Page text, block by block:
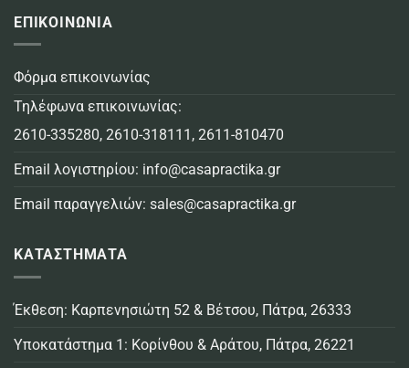
ΕΠΙΚΟΙΝΩΝΙΑ
Φόρμα επικοινωνίας
Τηλέφωνα επικοινωνίας:
2610-335280, 2610-318111 , 2611-810470
Email λογιστηρίου: info@casapractika.gr
Email παραγγελιών: sales@casapractika.gr
ΚΑΤΑΣΤΗΜΑΤΑ
Έκθεση: Καρπενησιώτη 52 & Βέτσου, Πάτρα, 26333
Υποκατάστημα 1: Κορίνθου & Αράτου, Πάτρα, 26221